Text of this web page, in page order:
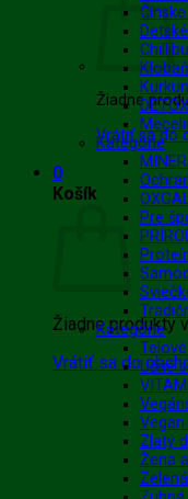
Žiadne
Vrátiť sa do
0
Košík
Žiadne produkty
Vrátiť sa do
Kategórie
Pre
Kategórie
Ušné
Zlatý
Žena